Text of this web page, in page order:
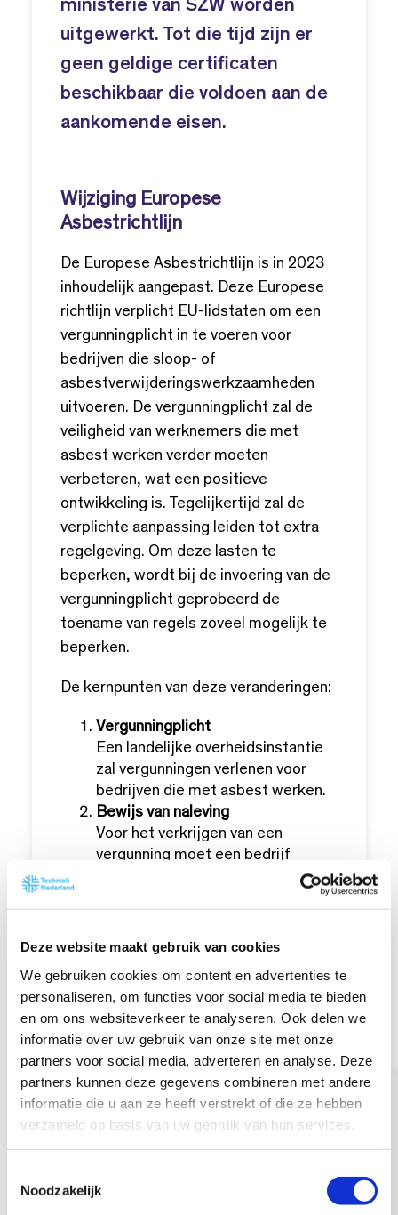
Deze website maakt gebruik van cookies
We gebruiken cookies om content en advertenties te
personaliseren, om functies voor social media te bieden
en om ons websiteverkeer te analyseren. Ook delen we
informatie over uw gebruik van onze site met onze
partners voor social media, adverteren en analyse. Deze
partners kunnen deze gegevens combineren met andere
informatie die u aan ze heeft verstrekt of die ze hebben
verzameld op basis van uw gebruik van hun services.
Noodzakelijk
ministerie van SZW worden
uitgewerkt. Tot die tijd zijn er
geen geldige certificaten
beschikbaar die voldoen aan de
aankomende eisen.
Wijziging Europese
Asbestrichtlijn
De Europese Asbestrichtlijn is in 2023
inhoudelijk aangepast. Deze Europese
richtlijn verplicht EU-lidstaten om een
vergunningplicht in te voeren voor
bedrijven die sloop- of
asbestverwijderingswerkzaamheden
uitvoeren. De vergunningplicht zal de
veiligheid van werknemers die met
asbest werken verder moeten
verbeteren, wat een positieve
ontwikkeling is. Tegelijkertijd zal de
verplichte aanpassing leiden tot extra
regelgeving. Om deze lasten te
beperken, wordt bij de invoering van de
vergunningplicht geprobeerd de
toename van regels zoveel mogelijk te
beperken.
De kernpunten van deze veranderingen:
Vergunningplicht
Een landelijke overheidsinstantie
zal vergunningen verlenen voor
bedrijven die met asbest werken.
Bewijs van naleving
Voor het verkrijgen van een
vergunning moet een bedrijf
kunnen aantonen dat het voldoet
gebruikt. Dit leidt tot:
certificeringsplicht.
Mogelijke uitzonderingen
voor sporadische
onderhoudswerkzaamheden
met een zeer lage
blootstelling.
Een lichtere
certificeringsvorm voor
minder risicovolle
Publieke toezichtinformatie